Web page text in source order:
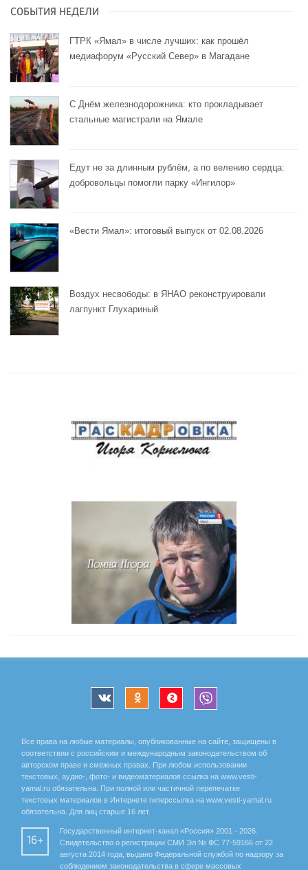
СОБЫТИЯ НЕДЕЛИ
ГТРК «Ямал» в числе лучших: как прошёл
медиафорум «Русский Север» в Магадане
С Днём железнодорожника: кто прокладывает
стальные магистрали на Ямале
Едут не за длинным рублём, а по велению сердца:
добровольцы помогли парку «Ингилор»
«Вести Ямал»: итоговый выпуск от 02.08.2026
Воздух несвободы: в ЯНАО реконструировали
лагпункт Глухариный
Все права на любые материалы, опубликованные на сайте, защищены в
соответствии с российским и международным законодательством об
авторском праве и смежных правах. При любом использовании
текстовых, аудио-, фото- и видеоматериалов ссылка на www.vesti-
yamal.ru обязательна. При полной или частичной перепечатке
текстовых материалов в Интернете гиперссылка на www.vesti-yamal.ru
обязательна. Для лиц старше 16 лет.
16+
Государственный интернет-канал «Россия» 2001 - 2026.
Свидетельство о регистрации СМИ Эл № ФС 77-59166 от 22
августа 2014 года, выдано Федеральной службой по надзору за
соблюдением законодательства в сфере массовых